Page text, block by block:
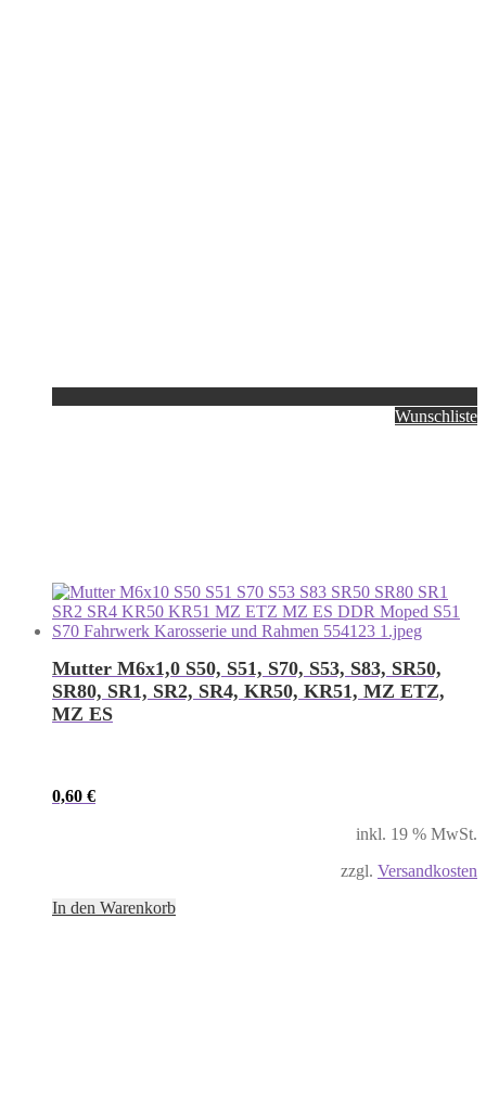
Wunschliste
Mutter M6x1,0 S50, S51, S70, S53, S83, SR50,
SR80, SR1, SR2, SR4, KR50, KR51, MZ ETZ,
MZ ES
0,60 €
inkl. 19 % MwSt.
zzgl. Versandkosten
In den Warenkorb